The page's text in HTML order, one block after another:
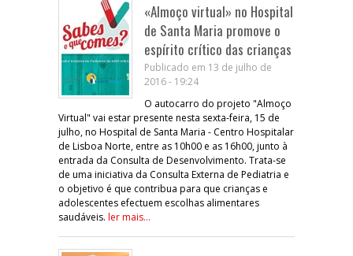
«Almoço virtual» no Hospital
de Santa Maria promove o
espírito crítico das crianças
Publicado em 13 de julho de
2016 - 19:24
O autocarro do projeto "Almoço
Virtual" vai estar presente nesta sexta-feira, 15 de
julho, no Hospital de Santa Maria - Centro Hospitalar
de Lisboa Norte, entre as 10h00 e as 16h00, junto à
entrada da Consulta de Desenvolvimento. Trata-se
de uma iniciativa da Consulta Externa de Pediatria e
o objetivo é que contribua para que crianças e
adolescentes efectuem escolhas alimentares
saudáveis. ler mais...